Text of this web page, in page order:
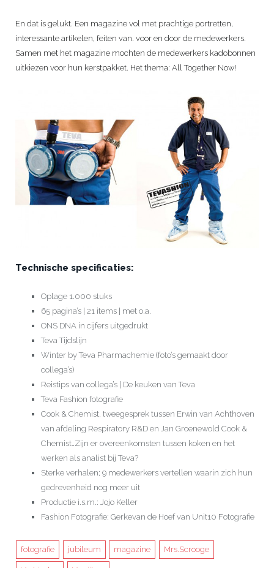
En dat is gelukt. Een magazine vol met prachtige portretten,
interessante artikelen, feiten van. voor en door de medewerkers.
Samen met het magazine mochten de medewerkers kadobonnen
uitkiezen voor hun kerstpakket. Het thema: All Together Now!
Technische specificaties:
Oplage 1.000 stuks
65 pagina’s | 21 items | met o.a.
ONS DNA in cijfers uitgedrukt
Teva Tijdslijn
Winter by Teva Pharmachemie (foto’s gemaakt door
collega’s)
Reistips van collega’s | De keuken van Teva
Teva Fashion fotografie
Cook & Chemist, tweegesprek tussen Erwin van Achthoven
van afdeling Respiratory R&D en Jan Groenewold Cook &
Chemist…Zijn er overeenkomsten tussen koken en het
werken als analist bij Teva?
Sterke verhalen; 9 medewerkers vertellen waarin zich hun
gedrevenheid nog meer uit
Productie i.s.m.: Jojo Keller
Fashion Fotografie: Gerkevan de Hoef van Unit10 Fotografie
fotografie jubileum magazine Mrs.Scrooge